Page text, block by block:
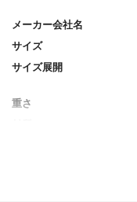
メーカー会社名
サイズ
サイズ展開
重さ